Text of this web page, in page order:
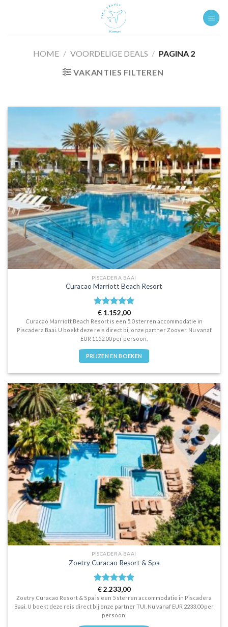
HOME / VOORDELIGE DEALS / PAGINA 2
VAKANTIES FILTEREN
PISCADERA BAAI
Curacao Marriott Beach Resort
Waardering
5.0uit 5
€1.152,00
Curacao Marriott Beach Resort is een 5.0 sterren accommodatie in
Piscadera Baai. U boekt deze reis direct bij onze partner Zoover. Nu vanaf
EUR 1152.00 per persoon.
PRIJZEN EN BOEKEN
PISCADERA BAAI
Zoetry Curacao Resort & Spa
Waardering
5uit 5
€2.233,00
Zoetry Curacao Resort & Spa is een 5 sterren accommodatie in Piscadera
Baai. U boekt deze reis direct bij onze partner TUI. Nu vanaf EUR 2233.00 per
persoon.